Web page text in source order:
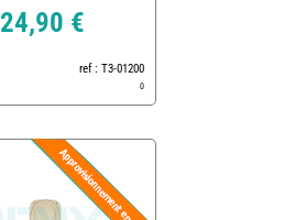
24,90 €
ref : T3-01200
0